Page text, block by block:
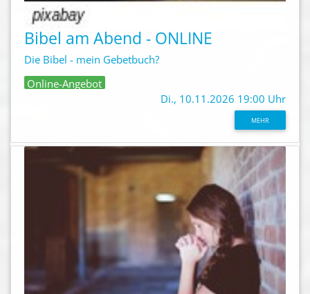
Bibel am Abend - ONLINE
Die Bibel - mein Gebetbuch?
Online-Angebot
Di., 10.11.2026 19:00 Uhr
MEHR